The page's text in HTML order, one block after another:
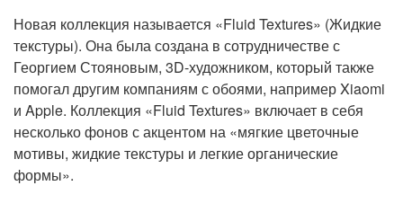
Новая коллекция называется «Fluid Textures» (Жидкие
текстуры). Она была создана в сотрудничестве с
Георгием Стояновым, 3D-художником, который также
помогал другим компаниям с обоями, например Xiaomi
и Apple. Коллекция «Fluid Textures» включает в себя
несколько фонов с акцентом на «мягкие цветочные
мотивы, жидкие текстуры и легкие органические
формы».